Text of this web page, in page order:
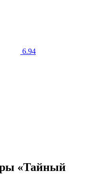
6.94
«Тайный